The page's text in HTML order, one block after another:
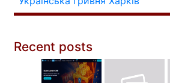
Recent posts